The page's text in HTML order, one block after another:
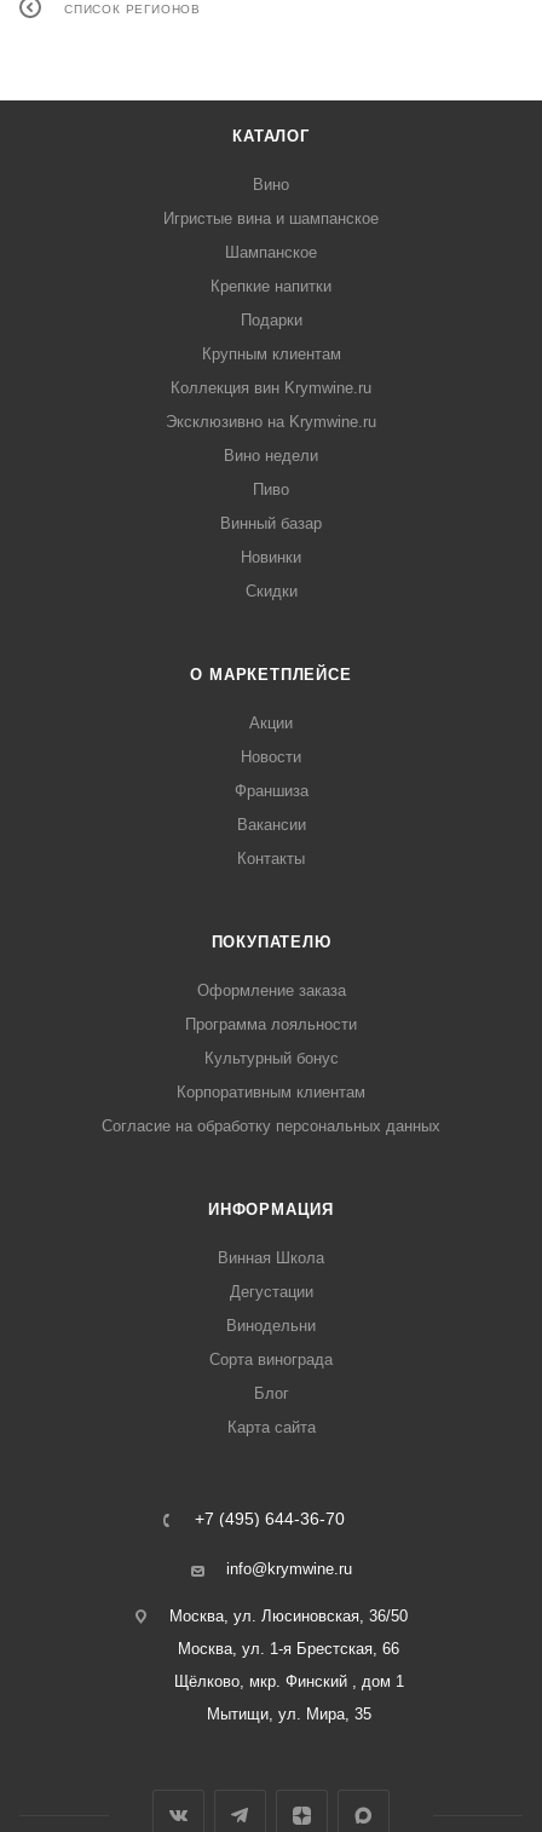
СПИСОК РЕГИОНОВ
КАТАЛОГ
Вино
Игристые вина и шампанское
Шампанское
Крепкие напитки
Подарки
Крупным клиентам
Коллекция вин Krymwine.ru
Эксклюзивно на Krymwine.ru
Вино недели
Пиво
Винный базар
Новинки
Скидки
О МАРКЕТПЛЕЙСЕ
Акции
Новости
Франшиза
Вакансии
Контакты
ПОКУПАТЕЛЮ
Оформление заказа
Программа лояльности
Культурный бонус
Корпоративным клиентам
Согласие на обработку персональных данных
ИНФОРМАЦИЯ
Винная Школа
Дегустации
Винодельни
Сорта винограда
Блог
Карта сайта
+7 (495) 644-36-70
info@krymwine.ru
Москва, ул. Люсиновская, 36/50
Москва, ул. 1-я Брестская, 66
Щёлково, мкр. Финский , дом 1
Мытищи, ул. Мира, 35